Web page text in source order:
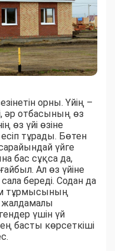
орны. Үйің –
әр отбасының өз
өз үйі өзіне
тұрады. Бөтен
үйге
бас сұқса да,
Ал өз үйіне
береді. Содан да
тұрмысының
жалдамалы
үшін үй
басты көрсеткіші